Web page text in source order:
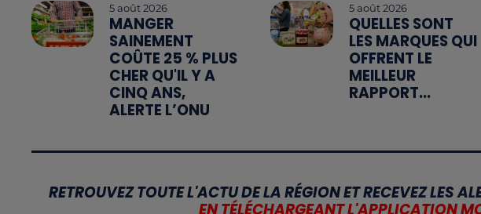
5 août 2026
MANGER
SAINEMENT
COÛTE 25 % PLUS
CHER QU'IL Y A
CINQ ANS,
ALERTE L’ONU
5 août 2026
QUELLES SONT
LES MARQUES QUI
OFFRENT LE
MEILLEUR
RAPPORT...
RETROUVEZ TOUTE L'ACTU DE LA RÉGION ET RECEVEZ LES
EN TÉLÉCHARGEANT L'APPLICATION